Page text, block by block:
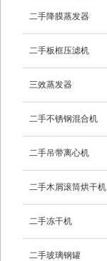
二手降膜蒸发器
二手板框压滤机
三效蒸发器
二手不锈钢混合机
二手吊带离心机
二手木屑滚筒烘干机
二手冻干机
二手玻璃钢罐